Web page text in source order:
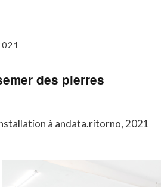
des pierres
à andata.ritorno, 2021